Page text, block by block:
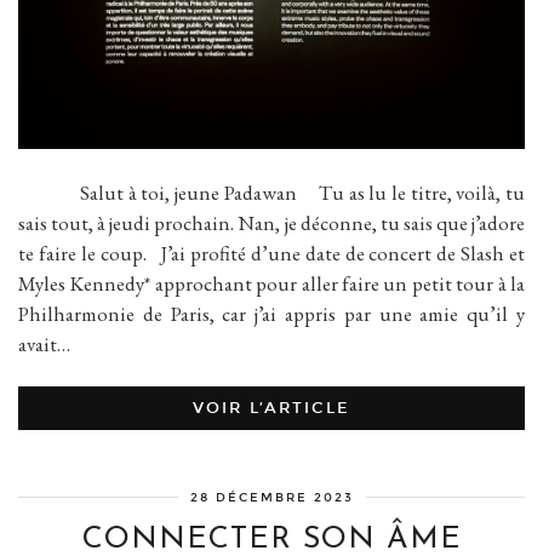
Salut à toi, jeune Padawan Tu as lu le titre, voilà, tu
sais tout, à jeudi prochain. Nan, je déconne, tu sais que j’adore
te faire le coup. J’ai profité d’une date de concert de Slash et
Myles Kennedy* approchant pour aller faire un petit tour à la
Philharmonie de Paris, car j’ai appris par une amie qu’il y
avait…
VOIR L’ARTICLE
28 DÉCEMBRE 2023
CONNECTER SON ÂME